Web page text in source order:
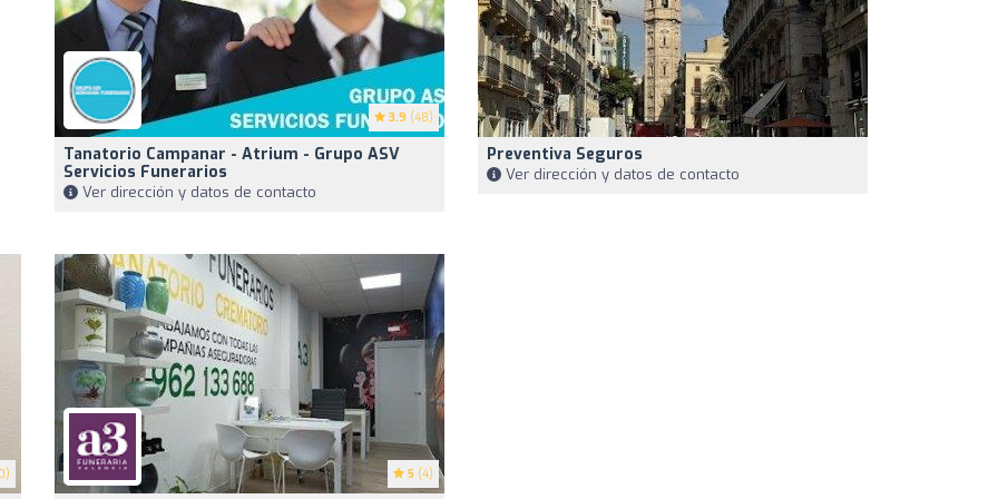
3.9 (48)
Tanatorio Campanar - Atrium - Grupo ASV
Servicios Funerarios
Ver dirección y datos de contacto
Preventiva Seguros
Ver dirección y datos de contacto
5 (4)